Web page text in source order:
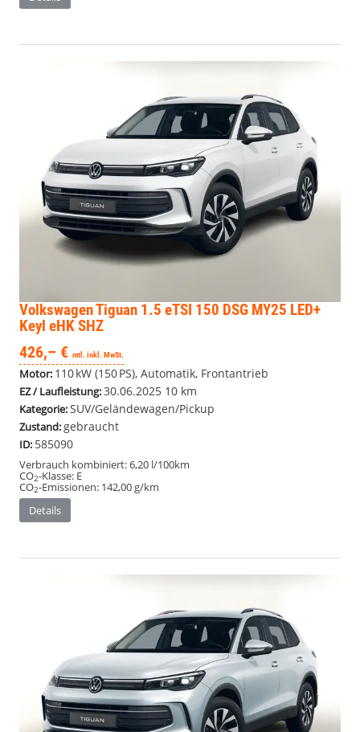
Volkswagen Tiguan 1.5 eTSI 150 DSG MY25 LED+
Keyl eHK SHZ
426,– € mtl. inkl. MwSt.
Motor: 110 kW (150 PS), Automatik, Frontantrieb
EZ / Laufleistung:30.06.2025 10 km
Kategorie:SUV/Geländewagen/Pickup
Zustand:gebraucht
ID: 585090
Verbrauch kombiniert:6,20 l/100km
CO2-Klasse: E
CO2-Emissionen: 142,00 g/km
Details